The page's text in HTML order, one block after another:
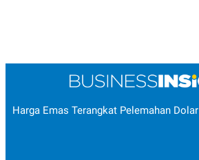
Harga Emas Terangkat Pelemahan Dolar